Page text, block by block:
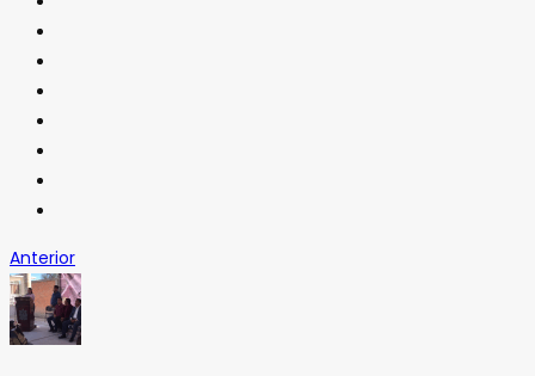
Anterior